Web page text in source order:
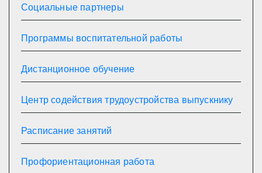
Социальные партнеры
Программы воспитательной работы
Дистанционное обучение
Центр содействия трудоустройства выпускнику
Расписание занятий
Профориентационная работа